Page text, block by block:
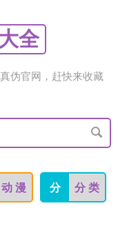
全
伪官网，赶快来收藏
动 漫 分 分 类